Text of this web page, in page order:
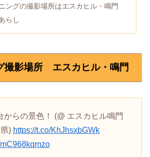
ングの撮影場所はエスカヒル・鳴門
らし
撮影場所 エスカヒル・鳴門
からの景色！ (@ エスカヒル鳴門
) https://t.co/KhJhsxbGWk